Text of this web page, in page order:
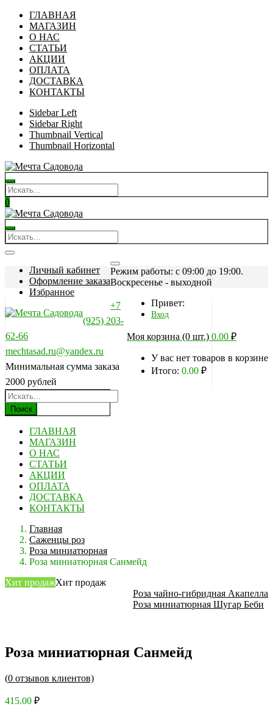
ГЛАВНАЯ
МАГАЗИН
О НАС
СТАТЬИ
АКЦИИ
ОПЛАТА
ДОСТАВКА
КОНТАКТЫ
Sidebar Left
Sidebar Right
Thumbnail Vertical
Thumbnail Horizontal
0
Личный кабинет
Оформление заказа
Избранное
Режим работы: c 09:00 до 19:00.
Воскресенье - выходной
Привет:
Вход
Моя корзина (0 шт.) 0.00 ₽
У вас нет товаров в корзине
Итого: 0.00 ₽
+7
(925) 203-
62-66
mechtasad.ru@yandex.ru
Минимальная сумма заказа
2000 рублей
Поиск
ГЛАВНАЯ
МАГАЗИН
О НАС
СТАТЬИ
АКЦИИ
ОПЛАТА
ДОСТАВКА
КОНТАКТЫ
Главная
Саженцы роз
Роза миниатюрная
Роза миниатюрная Санмейд
Роза чайно-гибридная Акапелла
Роза миниатюрная Шугар Беби
Хит продажХит продаж
Роза миниатюрная Санмейд
(0 отзывов клиентов)
415.00 ₽